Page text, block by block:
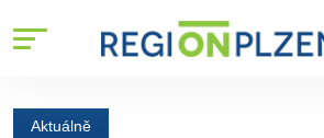
Aktuálně